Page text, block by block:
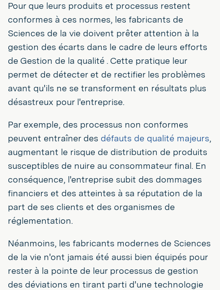
Pour que leurs produits et processus restent
conformes à ces normes, les fabricants de
Sciences de la vie doivent prêter attention à la
gestion des écarts dans le cadre de leurs efforts
de Gestion de la qualité . Cette pratique leur
permet de détecter et de rectifier les problèmes
avant qu'ils ne se transforment en résultats plus
désastreux pour l'entreprise.
Par exemple, des processus non conformes
peuvent entraîner des défauts de qualité majeurs,
augmentant le risque de distribution de produits
susceptibles de nuire au consommateur final. En
conséquence, l'entreprise subit des dommages
financiers et des atteintes à sa réputation de la
part de ses clients et des organismes de
réglementation.
Néanmoins, les fabricants modernes de Sciences
de la vie n'ont jamais été aussi bien équipés pour
rester à la pointe de leur processus de gestion
des déviations en tirant parti d'une technologie